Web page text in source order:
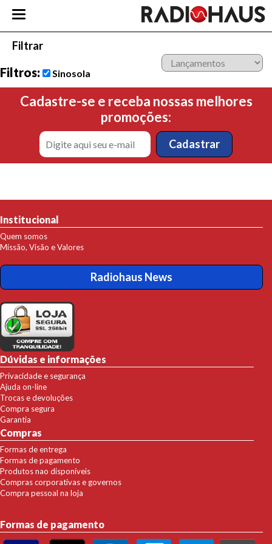
Filtrar
Filtros: Sinosola
Cadastre-se e receba nossas melhores
promoções:
Institucional
Quem somos
Missão, Visão e Valores
Radiohaus News
Dúvidas e informações
Privacidade e segurança
Ajuda on-line
Trocas e devoluções
Compra segura
Garantia
Compras
Formas de entrega
Formas de pagamento
Produtos nao disponíveis
Compras corporativas e governos
Compra pessoal na loja
Formas de pagamento